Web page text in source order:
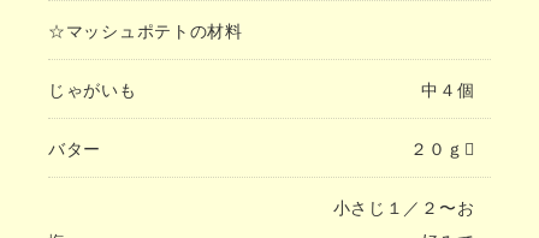
☆マッシュポテトの材料
じゃがいも 中４個
バター ２０ｇ
小さじ１／２〜お